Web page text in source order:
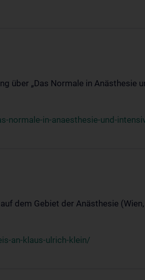
über „Das Normale in Anästhesie
in-anaesthesie-und-
dem Gebiet der Anästhesie
an-klaus-ulrich-klein/